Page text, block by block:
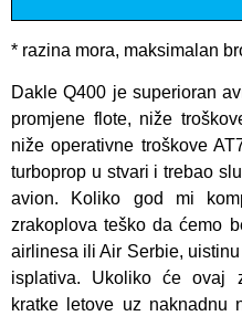
* razina mora, maksimalan
Dakle Q400 je superioran
promjene flote, niže
niže operativne troškove
turboprop u stvari i trebao
avion. Koliko god mi
zrakoplova teško da ćemo
airlinesa ili Air Serbie,
isplativa. Ukoliko će ovaj
kratke letove uz naknadnu